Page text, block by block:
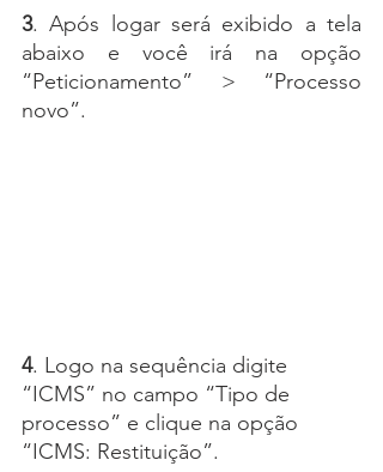
3. Após logar será exibido a tela
abaixo e você irá na opção
“Peticionamento” > “Processo
novo”.
4. Logo na sequência digite
“ICMS” no campo “Tipo de
processo” e clique na opção
“ICMS: Restituição”.